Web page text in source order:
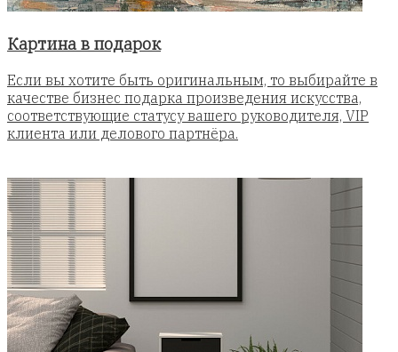
Картина в подарок
Если вы хотите быть оригинальным, то выбирайте в
качестве бизнес подарка произведения искусства,
соответствующие статусу вашего руководителя, VIP
клиента или делового партнёра.